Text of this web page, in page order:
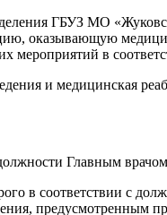
ГБУЗ МО
оказывающую
мероприятий в
и медицинская
Главным
в соответствии с
предусмотренным